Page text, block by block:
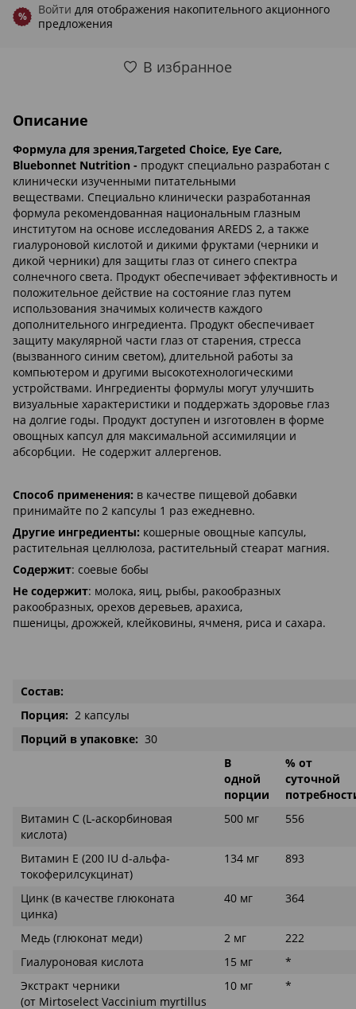
% Войти для отображения накопительного акционного
предложения
В избранное
Описание
Формула для зрения,Targeted Choice, Eye Care,
Bluebonnet Nutrition - продукт специально разработан с
клинически изученными питательными
веществами. Специально клинически разработанная
формула рекомендованная национальным глазным
институтом на основе исследования AREDS 2, а также
гиалуроновой кислотой и дикими фруктами (черники и
дикой черники) для защиты глаз от синего спектра
солнечного света. Продукт обеспечивает эффективность и
положительное действие на состояние глаз путем
использования значимых количеств каждого
дополнительного ингредиента. Продукт обеспечивает
защиту макулярной части глаз от старения, стресса
(вызванного синим светом), длительной работы за
компьютером и другими высокотехнологическими
устройствами. Ингредиенты формулы могут улучшить
визуальные характеристики и поддержать здоровье глаз
на долгие годы. Продукт доступен и изготовлен в форме
овощных капсул для максимальной ассимиляции и
абсорбции. Не содержит аллергенов.
Способ применения: в качестве пищевой добавки
принимайте по 2 капсулы 1 раз ежедневно.
Другие ингредиенты: кошерные овощные капсулы,
растительная целлюлоза, растительный стеарат магния.
Содержит: соевые бобы
Не содержит: молока, яиц, рыбы, ракообразных
ракообразных, орехов деревьев, арахиса,
пшеницы, дрожжей, клейковины, ячменя, риса и сахара.
Состав:
Порция: 2 капсулы
Порций в упаковке: 30
В
одной
порции
% от
суточной
Витамин С (L-аскорбиновая
кислота)
500 мг 556
Витамин Е (200 IU d-альфа-
токоферилсукцинат)
134 мг 893
Цинк (в качестве глюконата
цинка)
40 мг 364
Медь (глюконат меди) 2 мг
222
Гиалуроновая кислота
15 мг
*
Экстракт черники
(от Mirtoselect Vaccinium myrtillus
10 мг *